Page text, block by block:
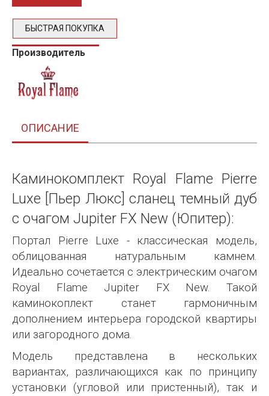
БЫСТРАЯ ПОКУПКА
Производитель
ОПИСАНИЕ
Каминокомплект Royal Flame Pierre
Luxe [Пьер Люкс] сланец темный дуб
с очагом Jupiter FX New (Юпитер):
Портал Pierre Luxe - классическая модель,
облицованная натуральным камнем.
Идеально сочетается с электрическим очагом
Royal Flame Jupiter FX New. Такой
каминокоплект станет гармоничным
дополнением интерьера городской квартиры
или загородного дома.
Модель представлена в нескольких
вариантах, различающихся как по принципу
установки (угловой или пристенный), так и